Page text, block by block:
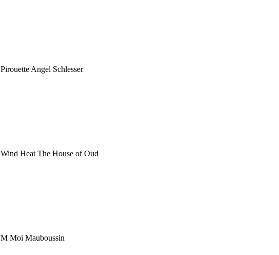
Pirouette Angel Schlesser
Wind Heat The House of Oud
M Moi Mauboussin